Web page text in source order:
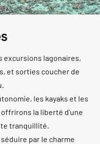
excursions lagonaires,
et sorties coucher de
les kayaks et les
la liberté d'une
tranquillité.
par le charme